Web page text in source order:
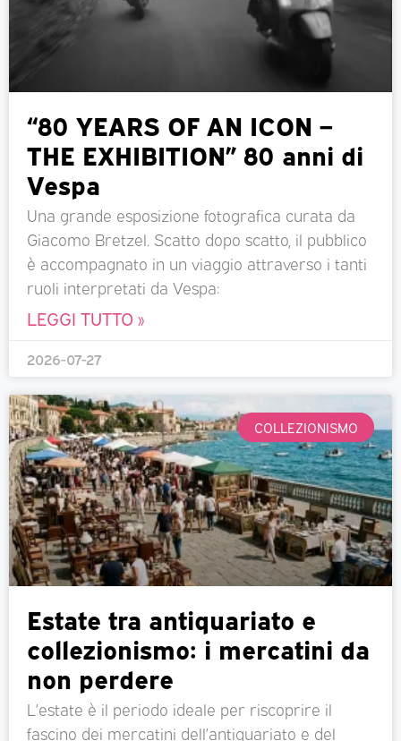
“80 YEARS OF AN ICON –
THE EXHIBITION” 80 anni di
Vespa
Una grande esposizione fotografica curata da
Giacomo Bretzel. Scatto dopo scatto, il pubblico
è accompagnato in un viaggio attraverso i tanti
ruoli interpretati da Vespa:
LEGGI TUTTO »
2026-07-27
COLLEZIONISMO
Estate tra antiquariato e
collezionismo: i mercatini da
non perdere
L’estate è il periodo ideale per riscoprire il
fascino dei mercatini dell’antiquariato e del